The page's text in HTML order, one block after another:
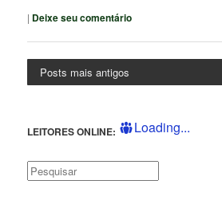
| Deixe seu comentário
Posts mais antigos
LEITORES ONLINE: Loading...
Pesquisar